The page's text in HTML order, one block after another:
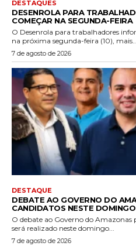
DESTAQUES
DESENROLA PARA
COMEÇAR NA SEGUNDA-FEIRA
O Desenrola para trabalhadores
na próxima segunda-feira (10), mais...
7 de agosto de 2026
DESTAQUE
DEBATE AO GOVERNO DO
CANDIDATOS NESTE
O debate ao Governo do
será realizado neste domingo...
7 de agosto de 2026